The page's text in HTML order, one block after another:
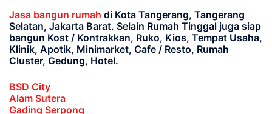
Jasa bangun rumah di Kota Tangerang, Tangerang
Selatan, Jakarta Barat. Selain Rumah Tinggal juga siap
bangun Kost / Kontrakkan, Ruko, Kios, Tempat Usaha,
Klinik, Apotik, Minimarket, Cafe / Resto, Rumah
Cluster, Gedung, Hotel.
BSD City
Alam Sutera
Gading Serpong